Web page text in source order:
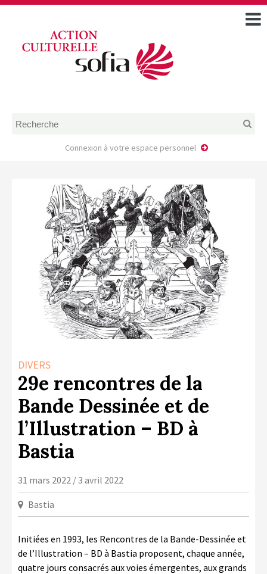
DOSSIERS DE DEMANDE
FAIRE UNE DEMANDE D’AIDE
MODÈLE D’ACCORD DE
PRESTATION
AUTEUR/PORTEUR DE
PROJET
LA COPIE PRIVÉE
NUMÉRIQUE
LA CULTURE AVEC LA COPIE
PRIVÉE
CONTACTS
Connexion à votre espace personnel
DIVERS
29e rencontres de la
Bande Dessinée et de
l’Illustration – BD à
Bastia
31 mars 2022 / 3 avril 2022
Bastia
Initiées en 1993, les Rencontres de la Bande-Dessinée et
de l’Illustration – BD à Bastia proposent, chaque année,
quatre jours consacrés aux voies émergentes, aux grands